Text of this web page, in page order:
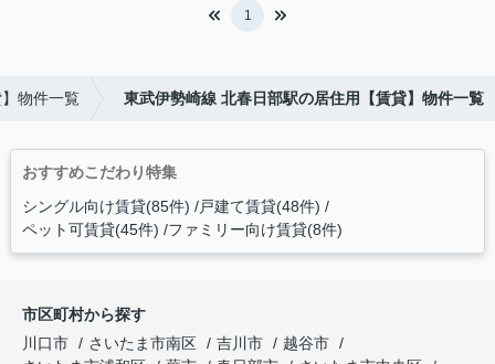
1
物件一覧 東武伊勢崎線 北春日部駅の居住用【賃貸】物件一覧
おすすめこだわり特集
シングル向け賃貸(85件) 戸建て賃貸(48件)
ペット可賃貸(45件) ファミリー向け賃貸(8件)
市区町村から探す
川口市
さいたま市南区 吉川市
越谷市